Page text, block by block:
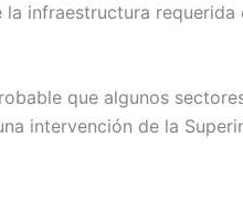
infraestructura requerida
que algunos
intervención de la